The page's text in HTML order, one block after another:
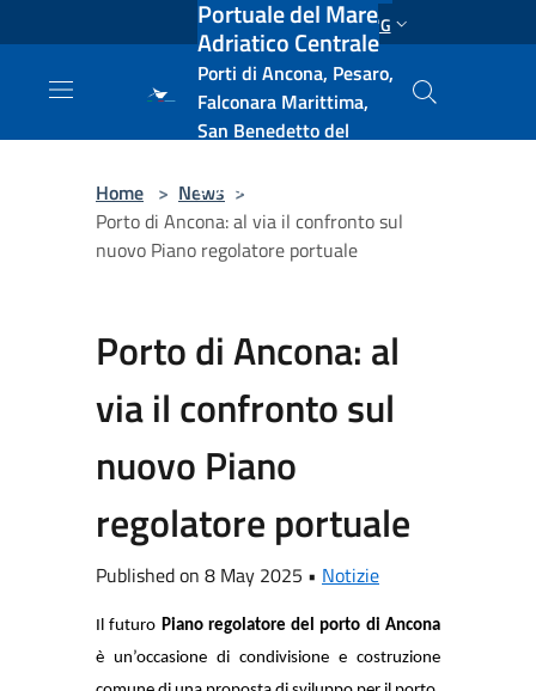
Salta al contenuto principale ENG
Portuale del Mare
Adriatico Centrale
Porti di Ancona, Pesaro,
Falconara Marittima,
San Benedetto del
e Vasto
Home > News >
Porto di Ancona: al via il confronto sul
nuovo Piano regolatore portuale
Porto di Ancona: al
via il confronto sul
nuovo Piano
regolatore portuale
Published on 8 May 2025 • Notizie
Il futuro Piano regolatore del porto di Ancona
è un’occasione di condivisione e costruzione